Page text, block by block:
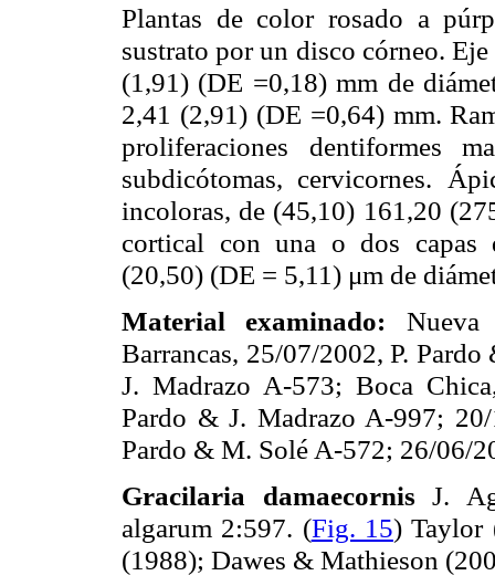
Plantas de color rosado a
sustrato por un disco córneo.
(1,91) (DE =0,18) mm de
2,41 (2,91) (DE =0,64) mm.
proliferaciones dentiformes
subdicótomas, cervicornes.
incoloras, de (45,10) 161,20
cortical con una o dos capas
(20,50) (DE = 5,11) μm de
Material examinado: Nueva
Barrancas, 25/07/2002, P.
J. Madrazo A-573; Boca
Pardo & J. Madrazo A-997;
Pardo & M. Solé A-572; 26/06/
Gracilaria damaecornis J.
algarum 2:597. (Fig. 15) Taylor
(1988); Dawes & Mathieson